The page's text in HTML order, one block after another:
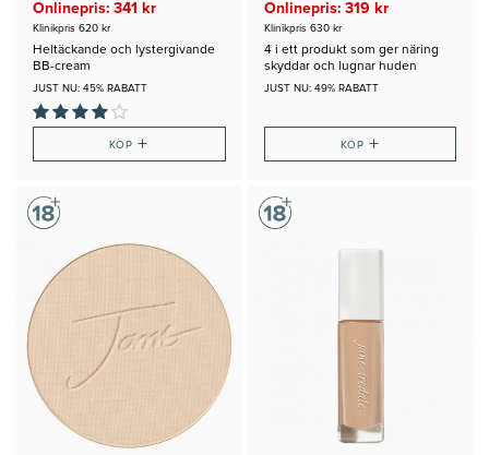
Onlinepris: 341 kr
Klinikpris 620 kr
Heltäckande och lystergivande
BB-cream
JUST NU: 45% RABATT
KÖP+
Onlinepris: 319 kr
Klinikpris 630 kr
4 i ett produkt som ger näring
skyddar och lugnar huden
JUST NU: 49% RABATT
KÖP +